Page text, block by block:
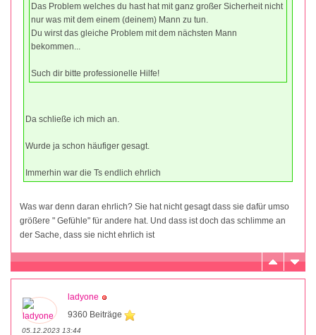
Das Problem welches du hast hat mit ganz großer Sicherheit nicht
nur was mit dem einem (deinem) Mann zu tun.
Du wirst das gleiche Problem mit dem nächsten Mann
bekommen...
Such dir bitte professionelle Hilfe!
Da schließe ich mich an.
Wurde ja schon häufiger gesagt.
Immerhin war die Ts endlich ehrlich
Was war denn daran ehrlich? Sie hat nicht gesagt dass sie dafür umso
größere " Gefühle" für andere hat. Und dass ist doch das schlimme an
der Sache, dass sie nicht ehrlich ist
ladyone
9360 Beiträge
05.12.2023 13:44